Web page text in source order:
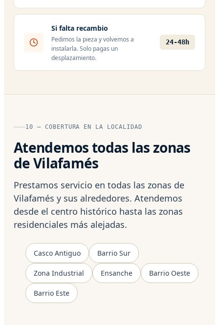
Si falta recambio
Pedimos la pieza y volvemos a
instalarla. Solo pagas un
desplazamiento.
24-48h
10 — COBERTURA EN LA LOCALIDAD
Atendemos todas las zonas
de Vilafamés
Prestamos servicio en todas las zonas de
Vilafamés y sus alrededores. Atendemos
desde el centro histórico hasta las zonas
residenciales más alejadas.
Casco Antiguo Barrio Sur
Zona Industrial Ensanche Barrio Oeste
Barrio Este